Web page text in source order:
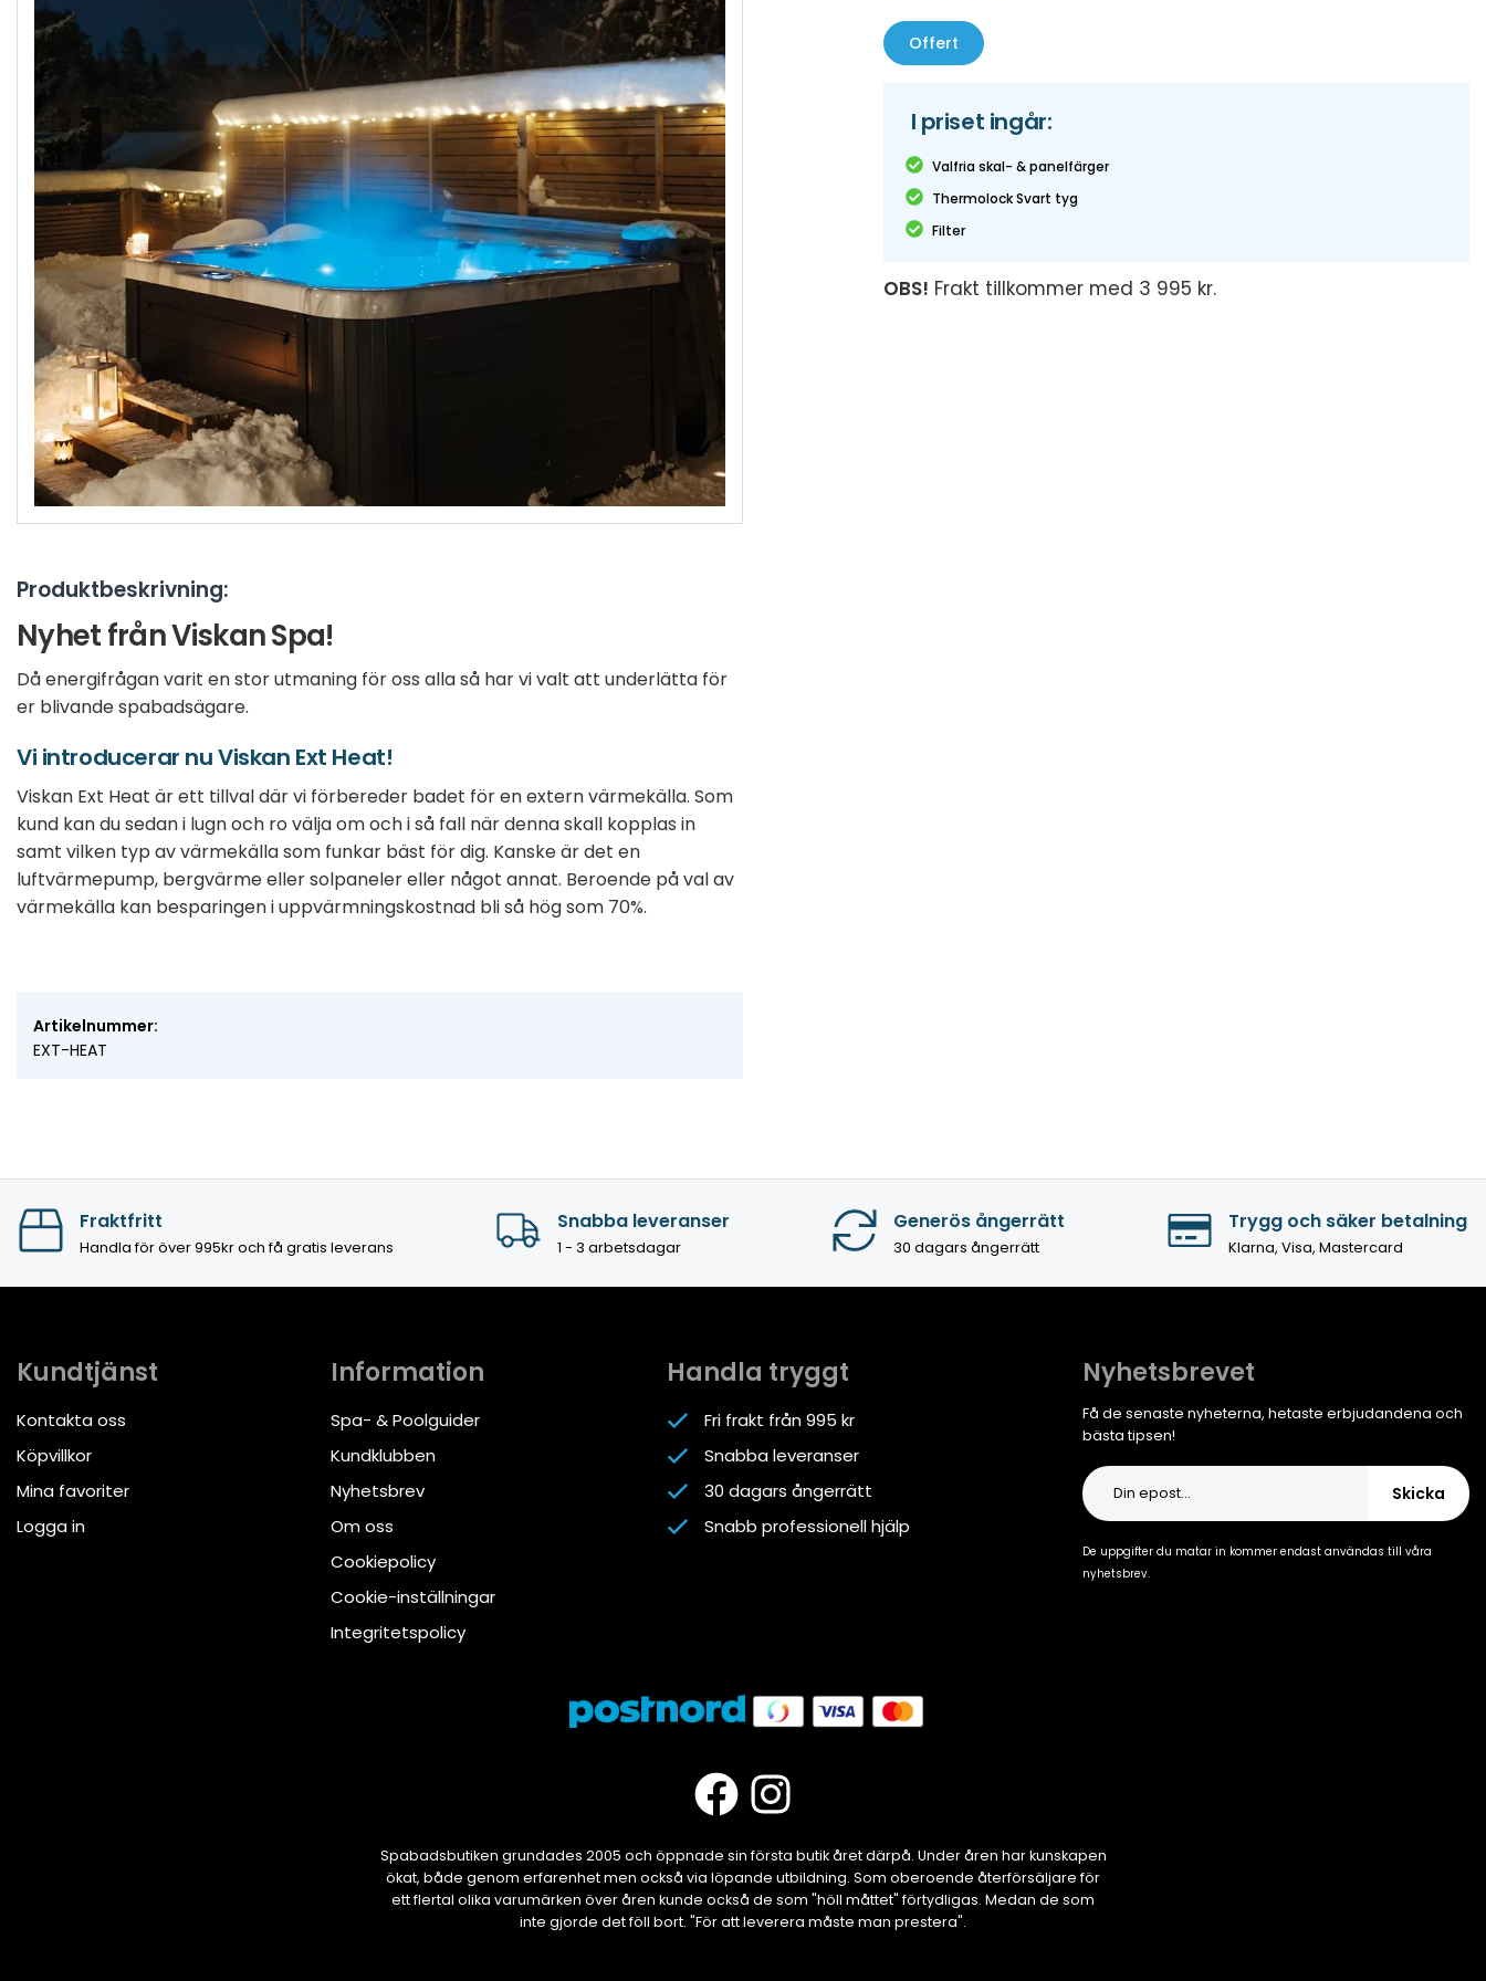
Offert
I priset ingår:
Valfria skal- & panelfärger
Thermolock Svart tyg
Filter
OBS! Frakt tillkommer med 3 995 kr.
Produktbeskrivning:
Nyhet från Viskan Spa!
Då energifrågan varit en stor utmaning för oss alla så har vi valt att underlätta för
er blivande spabadsägare.
Vi introducerar nu Viskan Ext Heat!
Viskan Ext Heat är ett tillval där vi förbereder badet för en extern värmekälla. Som
kund kan du sedan i lugn och ro välja om och i så fall när denna skall kopplas in
samt vilken typ av värmekälla som funkar bäst för dig. Kanske är det en
luftvärmepump, bergvärme eller solpaneler eller något annat. Beroende på val av
värmekälla kan besparingen i uppvärmningskostnad bli så hög som 70%.
Artikelnummer:
EXT-HEAT
Fraktfritt
Handla för över 995kr och få gratis leverans
Snabba leveranser
1 - 3 arbetsdagar
Generös ångerrätt
30 dagars ångerrätt
Trygg och säker betalning
Klarna, Visa, Mastercard
Kundtjänst
Kontakta oss
Köpvillkor
Mina favoriter
Logga in
Information
Spa- & Poolguider
Kundklubben
Nyhetsbrev
Om oss
Cookiepolicy
Cookie-inställningar
Integritetspolicy
Handla tryggt
Fri frakt från 995 kr
Snabba leveranser
30 dagars ångerrätt
Snabb professionell hjälp
Nyhetsbrevet
Få de senaste nyheterna, hetaste erbjudandena och
bästa tipsen!
Skicka
De uppgifter du matar in kommer endast användas till våra
nyhetsbrev.
Spabadsbutiken grundades 2005 och öppnade sin första butik året därpå. Under åren har kunskapen
ökat, både genom erfarenhet men också via löpande utbildning. Som oberoende återförsäljare för
ett flertal olika varumärken över åren kunde också de som "höll måttet" förtydligas. Medan de som
inte gjorde det föll bort. "För att leverera måste man prestera".